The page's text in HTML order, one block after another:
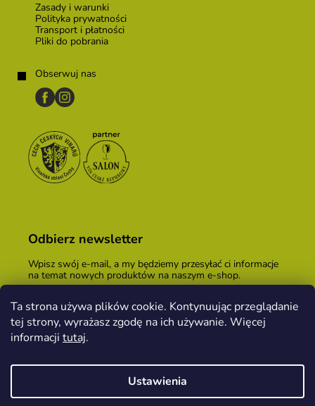
Ta strona używa plików cookie. Kontynuując przeglądanie
tej strony, wyrażasz zgodę na ich używanie. Więcej
informacji tutaj.
Ustawienia
Zasady i warunki
Polityka prywatności
Transport i płatności
Pliki do pobrania
Obserwuj nas
Odbierz newsletter
Wpisz swój e-mail, a my będziemy przesyłać ci informacje
na temat nowych produktów na naszym e-shop.
Podając adres e-mail, zgadzasz się zwarunkami
handlowymi
ZALOGUJ SIĘ